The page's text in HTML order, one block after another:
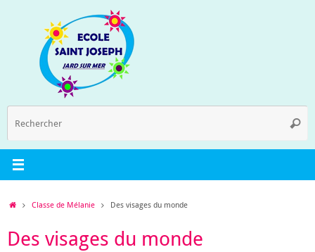
AccueilClasse de Mélanie Des visages du monde
Des visages du monde